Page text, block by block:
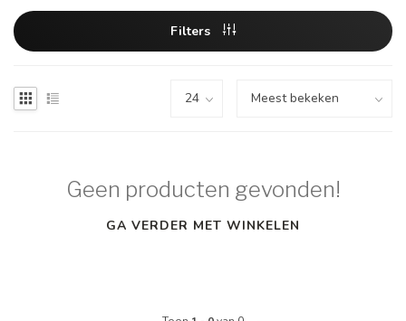
Filters
Geen producten gevonden!
GA VERDER MET WINKELEN